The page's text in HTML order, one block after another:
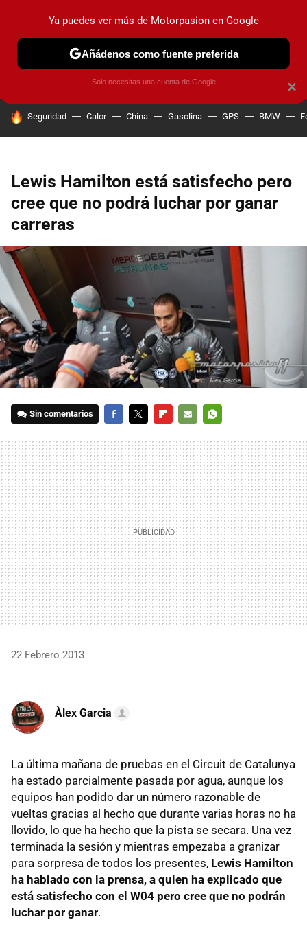
PRUEBAS COCHES ELÉCTRICOS OBSERVATORIO
HOY SE HABLA DE
Seguridad Calor China Gasolina GPS BMW
Lewis Hamilton está satisfecho pero
cree que no podrá luchar por ganar
carreras
Sin comentarios
MAIL
22 Febrero 2013
Àlex Garcia
La última mañana de pruebas en el Circuit de Catalunya
ha estado parcialmente pasada por agua, aunque los
equipos han podido dar un número razonable de
vueltas gracias al hecho que durante varias horas no ha
llovido, lo que ha hecho que la pista se secara. Una vez
terminada la sesión y mientras empezaba a granizar
para sorpresa de todos los presentes, Lewis Hamilton
ha hablado con la prensa, a quien ha explicado que
está satisfecho con el W04 pero cree que no podrán
luchar por ganar.
×
Ya puedes ver más de Motorpasion en Google
Añádenos como fuente preferida
Solo necesitas una cuenta de Google